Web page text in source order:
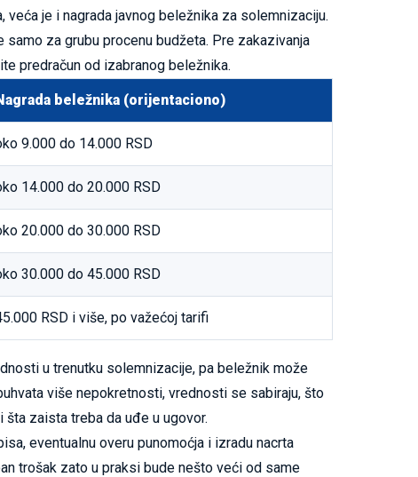
je i nagrada javnog beležnika za solemnizaciju.
za grubu procenu budžeta. Pre zakazivanja
predračun od izabranog beležnika.
beležnika (orijentaciono)
9.000 do 14.000 RSD
14.000 do 20.000 RSD
20.000 do 30.000 RSD
30.000 do 45.000 RSD
RSD i više, po važećoj tarifi
u trenutku solemnizacije, pa beležnik može
više nepokretnosti, vrednosti se sabiraju, što
zaista treba da uđe u ugovor.
eventualnu overu punomoćja i izradu nacrta
trošak zato u praksi bude nešto veći od same